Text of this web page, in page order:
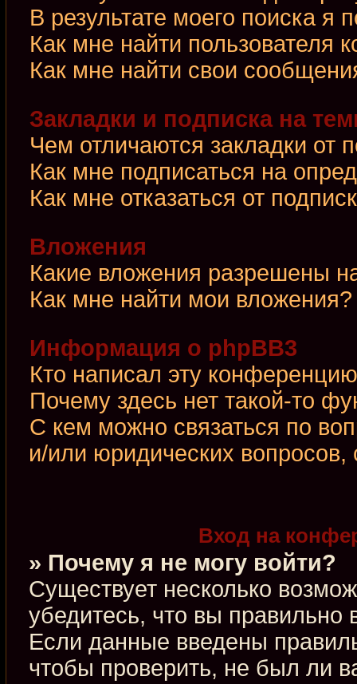
В результате моего поиска я
Как мне найти пользователя
Как мне найти свои
Закладки и подписка на
Чем отличаются закладки от
Как мне подписаться на
Как мне отказаться от
Вложения
Какие вложения разрешены
Как мне найти мои вложения?
Информация о phpBB3
Кто написал эту
Почему здесь нет такой-то
С кем можно связаться по
и/или юридических
Вход на
» Почему я не могу войти?
Существует несколько
убедитесь, что вы правильно
Если данные введены
чтобы проверить, не был ли